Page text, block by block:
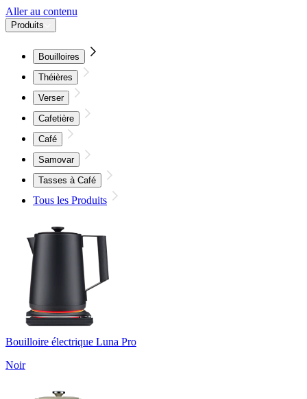
Aller au contenu
Produits
Bouilloires
Théières
Verser
Cafetière
Café
Samovar
Tasses à Café
Tous les Produits
Bouilloire électrique Luna Pro
Noir